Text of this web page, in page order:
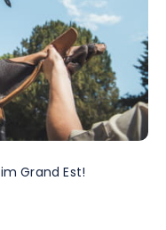
Grand Est!